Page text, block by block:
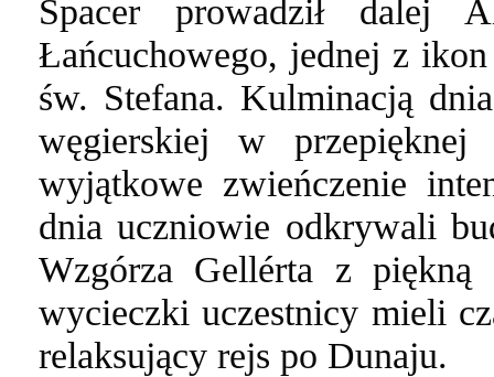
Spacer prowadził dalej
Łańcuchowego, jednej z
św. Stefana. Kulminacją
węgierskiej w
wyjątkowe zwieńczenie
dnia uczniowie odkrywali
Wzgórza Gellérta z
wycieczki uczestnicy mieli
relaksujący rejs po Dunaju.